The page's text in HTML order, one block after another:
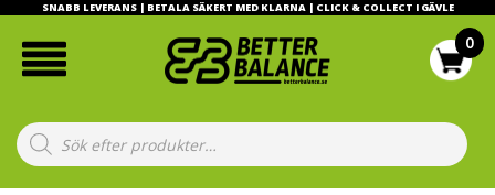
SNABB LEVERANS | BETALA SÄKERT MED KLARNA | CLICK & COLLECT I GÄVLE
Products
search